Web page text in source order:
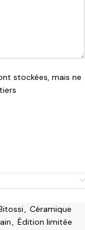
stockées, mais ne
, Céramique
, Édition limitée